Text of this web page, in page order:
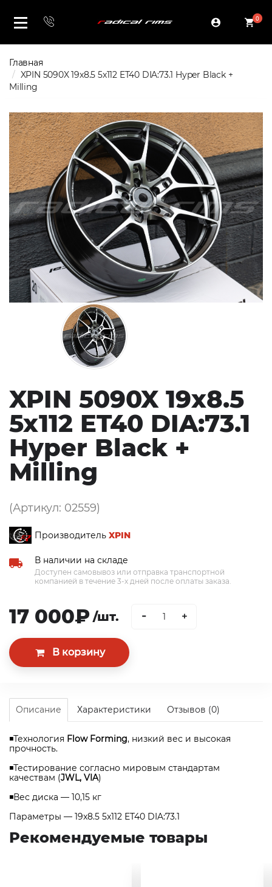
0
Главная
XPIN 5090X 19x8.5 5x112 ET40 DIA:73.1 Hyper Black +
Milling
XPIN 5090X 19x8.5
5x112 ET40 DIA:73.1
Hyper Black +
Milling
(Артикул: 02559)
ПроизводительXPIN
В наличии на складе
Доступен самовывоз или отправка транспортной
компанией в течение 3-х дней после оплаты заказа.
17 000₽ /шт. - +
Описание Характеристики Отзывов (0)
◾Технология Flow Forming, низкий вес и высокая
прочность.
◾Тестирование согласно мировым стандартам
качествам (JWL, VIA)
◾Вес диска — 10,15 кг
Параметры — 19x8.5 5x112 ET40 DIA:73.1
Рекомендуемые товары